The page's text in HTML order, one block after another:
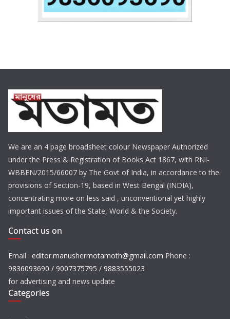
We are an 4 page broadsheet colour Newspaper Authorized
under the Press & Registration of Books Act 1867, with RNI-
WBBEN/2015/66007 by The Govt of India, in accordance to the
provisions of Section-19, based in West Bengal (INDIA),
concentrating more on less said , unconventional yet highly
important issues of the State, World & the Society.
Contact us on
Email : editor.manushermotamoth@gmail.com Phone :
9836093690 / 9007375795 / 9883555023
for advertising and news update
Categories